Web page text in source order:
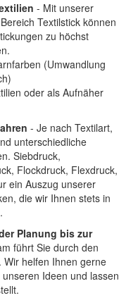
- Mit unserer
Textilstick können
zu höchst
(Umwandlung
oder als Aufnäher
- Je nach Textilart,
unterschiedliche
Siebdruck,
Flockdruck, Flexdruck,
ein Auszug unserer
die wir Ihnen stets in
Planung bis zur
führt Sie durch den
helfen Ihnen gerne
Ideen und lassen